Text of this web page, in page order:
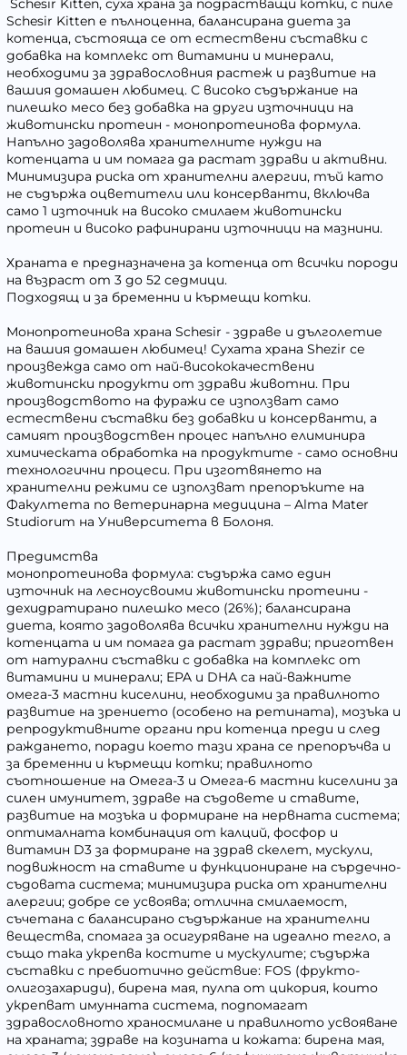
Schesir Kitten, суха храна за подрастващи котки, с пиле
Schesir Kitten е пълноценна, балансирана диета за
котенца, състояща се от естествени съставки с
добавка на комплекс от витамини и минерали,
необходими за здравословния растеж и развитие на
вашия домашен любимец. С високо съдържание на
пилешко месо без добавка на други източници на
животински протеин - монопротеинова формула.
Напълно задоволява хранителните нужди на
котенцата и им помага да растат здрави и активни.
Минимизира риска от хранителни алергии, тъй като
не съдържа оцветители или консерванти, включва
само 1 източник на високо смилаем животински
протеин и високо рафинирани източници на мазнини.
Храната е предназначена за котенца от всички породи
на възраст от 3 до 52 седмици.
Подходящ и за бременни и кърмещи котки.
Монопротеинова храна Schesir - здраве и дълголетие
на вашия домашен любимец! Сухата храна Shezir се
произвежда само от най-висококачествени
животински продукти от здрави животни. При
производството на фуражи се използват само
естествени съставки без добавки и консерванти, а
самият производствен процес напълно елиминира
химическата обработка на продуктите - само основни
технологични процеси. При изготвянето на
хранителни режими се използват препоръките на
Факултета по ветеринарна медицина – Alma Mater
Studiorum на Университета в Болоня.
Предимства
монопротеинова формула: съдържа само един
източник на лесноусвоими животински протеини -
дехидратирано пилешко месо (26%); балансирана
диета, която задоволява всички хранителни нужди на
котенцата и им помага да растат здрави; приготвен
от натурални съставки с добавка на комплекс от
витамини и минерали; EPA и DHA са най-важните
омега-3 мастни киселини, необходими за правилното
развитие на зрението (особено на ретината), мозъка и
репродуктивните органи при котенца преди и след
раждането, поради което тази храна се препоръчва и
за бременни и кърмещи котки; правилното
съотношение на Омега-3 и Омега-6 мастни киселини за
силен имунитет, здраве на съдовете и ставите,
развитие на мозъка и формиране на нервната система;
оптималната комбинация от калций, фосфор и
витамин D3 за формиране на здрав скелет, мускули,
подвижност на ставите и функциониране на сърдечно-
съдовата система; минимизира риска от хранителни
алергии; добре се усвоява; отлична смилаемост,
съчетана с балансирано съдържание на хранителни
вещества, спомага за осигуряване на идеално тегло, а
също така укрепва костите и мускулите; съдържа
съставки с пребиотично действие: FOS (фрукто-
олигозахариди), бирена мая, пулпа от цикория, които
укрепват имунната система, подпомагат
здравословното храносмилане и правилното усвояване
на храната; здраве на козината и кожата: бирена мая,